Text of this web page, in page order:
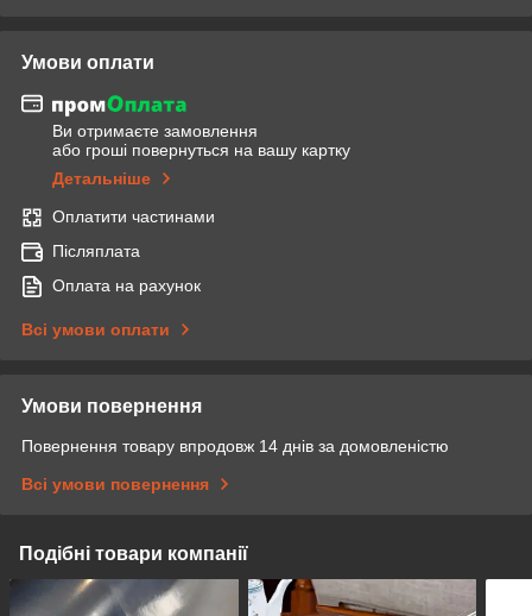
Умови оплати
Ви отримаєте замовлення
або гроші повернуться на вашу картку
Детальніше
Оплатити частинами
Післяплата
Оплата на рахунок
Всі умови оплати
Умови повернення
Повернення товару впродовж 14 днів за домовленістю
Всі умови повернення
Подібні товари компанії